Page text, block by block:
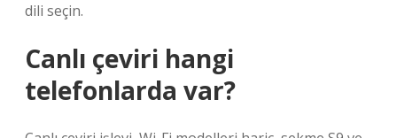
dili seçin.
Canlı çeviri hangi
telefonlarda var?